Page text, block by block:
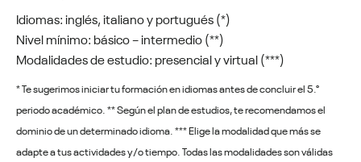
Idiomas: inglés, italiano y portugués (*)
Nivel mínimo: básico – intermedio (**)
Modalidades de estudio: presencial y virtual (***)
* Te sugerimos iniciar tu formación en idiomas antes de concluir el 5.°
periodo académico. ** Según el plan de estudios, te recomendamos el
dominio de un determinado idioma. *** Elige la modalidad que más se
adapte a tus actividades y/o tiempo. Todas las modalidades son válidas